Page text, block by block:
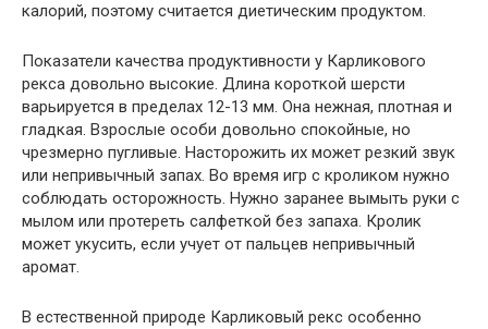
калорий, поэтому считается диетическим продуктом.
Показатели качества продуктивности у Карликового
рекса довольно высокие. Длина короткой шерсти
варьируется в пределах 12-13 мм. Она нежная, плотная и
гладкая. Взрослые особи довольно спокойные, но
чрезмерно пугливые. Насторожить их может резкий звук
или непривычный запах. Во время игр с кроликом нужно
соблюдать осторожность. Нужно заранее вымыть руки с
мылом или протереть салфеткой без запаха. Кролик
может укусить, если учует от пальцев непривычный
аромат.
В естественной природе Карликовый рекс особенно